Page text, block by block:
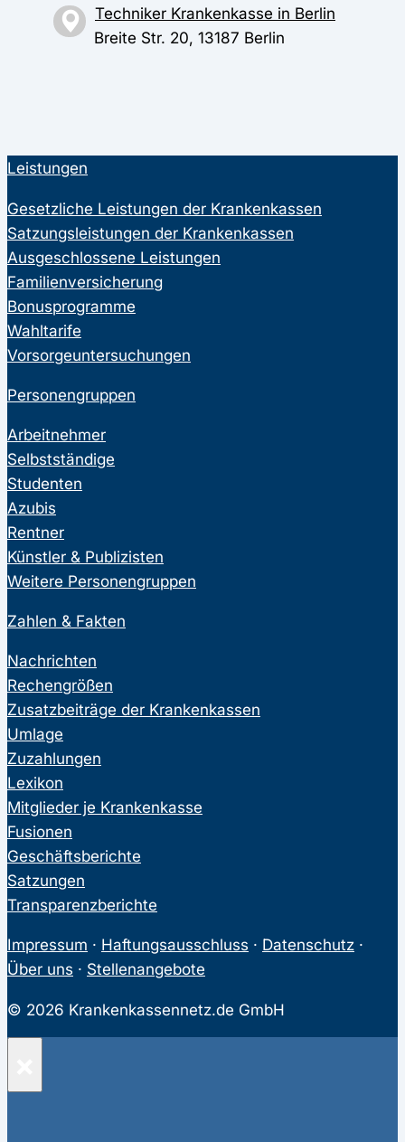
Techniker Krankenkasse in Berlin
Breite Str. 20, 13187 Berlin
Leistungen
Gesetzliche Leistungen der Krankenkassen
Satzungsleistungen der Krankenkassen
Ausgeschlossene Leistungen
Familienversicherung
Bonusprogramme
Wahltarife
Vorsorgeuntersuchungen
Personengruppen
Arbeitnehmer
Selbstständige
Studenten
Azubis
Rentner
Künstler & Publizisten
Weitere Personengruppen
Zahlen & Fakten
Nachrichten
Rechengrößen
Zusatzbeiträge der Krankenkassen
Umlage
Zuzahlungen
Lexikon
Mitglieder je Krankenkasse
Fusionen
Geschäftsberichte
Satzungen
Transparenzberichte
Impressum · Haftungsausschluss · Datenschutz ·
Über uns · Stellenangebote
© 2026 Krankenkassennetz.de GmbH